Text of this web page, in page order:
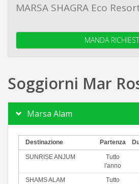
MARSA SHAGRA Eco
MANDA
Soggiorni Mar
Marsa Alam
Destinazione Partenza
SUNRISE ANJUM
Tutto
l'anno
SHAMS ALAM
Tutto